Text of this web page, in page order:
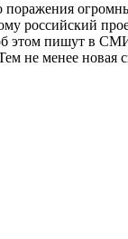
российский
этом пишут в
менее новая